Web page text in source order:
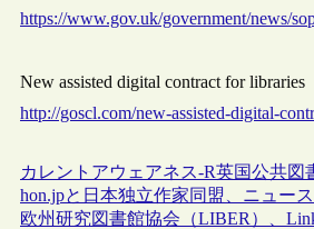
https://www.gov.uk/government/news/
New assisted digital contract for libraries
http://goscl.com/new-assisted-digital-
カレントアウェアネス-R英国公共図
hon.jpと日本独立作家同盟、ニュー
欧州研究図書館協会（LIBER）、